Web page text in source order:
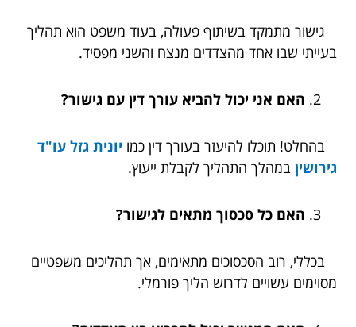
גישור מתמקד בשיתוף פעולה, בעוד משפט הוא תהליך
בעייתי שבו אחד מהצדדים מנצח והשני מפסיד.
האם אני יכול להביא עורך דין עם גישור?
בהחלט! תוכלו להיעזר בעורך דין כמו יונית גזל עו"ד
גירושין במהלך התהליך לקבלת ייעוץ.
האם כל סכסוך מתאים לגישור?
בכללי, רוב הסכסוכים מתאימים, אך תהליכים משפטיים
מסוימים עשויים לדרוש הליך פורמלי.